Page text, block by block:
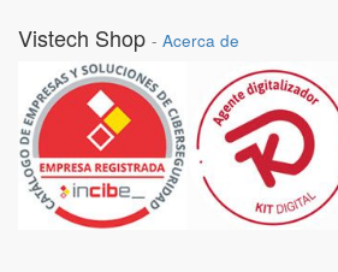
Vistech Shop - Acerca de